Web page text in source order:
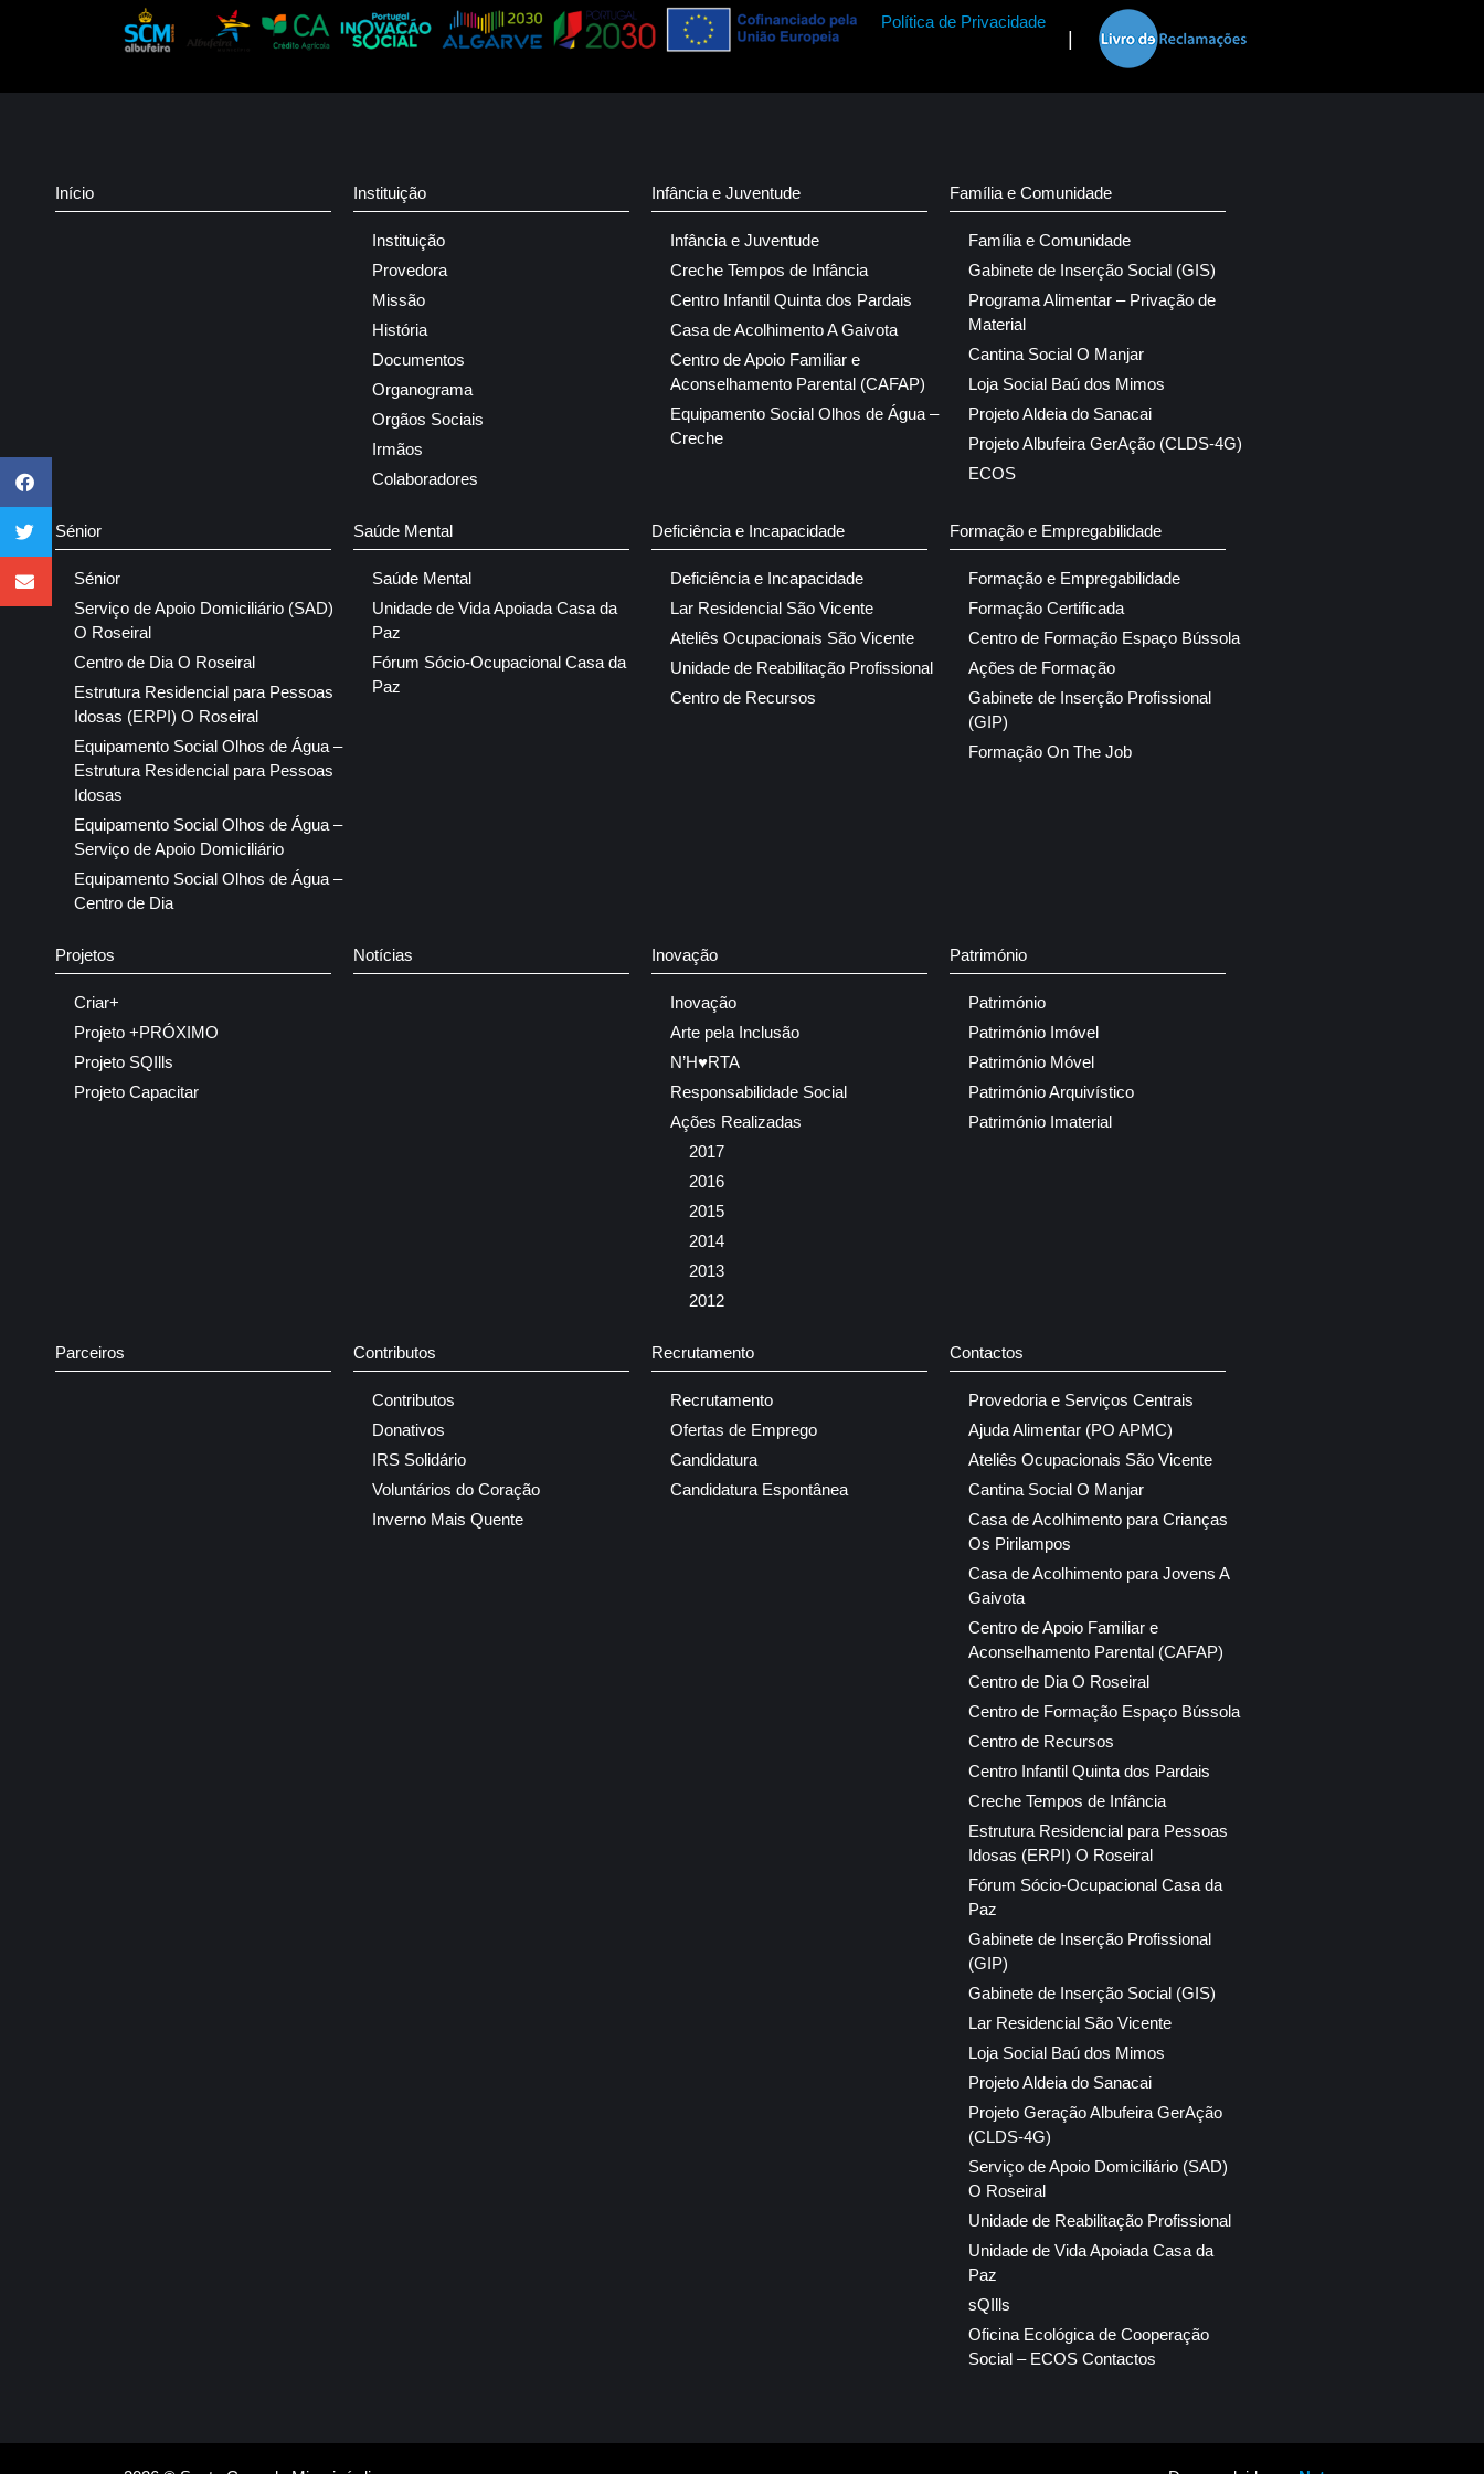
Política de Privacidade
|
Início Instituição
Instituição
Provedora
Missão
História
Documentos
Organograma
Orgãos Sociais
Irmãos
Colaboradores
Infância e Juventude
Infância e Juventude
Creche Tempos de Infância
Centro Infantil Quinta dos Pardais
Casa de Acolhimento A Gaivota
Centro de Apoio Familiar e
Aconselhamento Parental (CAFAP)
Equipamento Social Olhos de Água –
Creche
Família e Comunidade
Família e Comunidade
Gabinete de Inserção Social (GIS)
Programa Alimentar – Privação de
Material
Cantina Social O Manjar
Loja Social Baú dos Mimos
Projeto Aldeia do Sanacai
Projeto Albufeira GerAção (CLDS-4G)
ECOS
Sénior
Sénior
Serviço de Apoio Domiciliário (SAD)
O Roseiral
Centro de Dia O Roseiral
Estrutura Residencial para Pessoas
Idosas (ERPI) O Roseiral
Equipamento Social Olhos de Água –
Estrutura Residencial para Pessoas
Idosas
Equipamento Social Olhos de Água –
Serviço de Apoio Domiciliário
Equipamento Social Olhos de Água –
Centro de Dia
Saúde Mental
Saúde Mental
Unidade de Vida Apoiada Casa da
Paz
Fórum Sócio-Ocupacional Casa da
Paz
Deficiência e Incapacidade
Deficiência e Incapacidade
Lar Residencial São Vicente
Ateliês Ocupacionais São Vicente
Unidade de Reabilitação Profissional
Centro de Recursos
Formação e Empregabilidade
Formação e Empregabilidade
Formação Certificada
Centro de Formação Espaço Bússola
Ações de Formação
Gabinete de Inserção Profissional
(GIP)
Formação On The Job
Projetos
Criar+
Projeto +PRÓXIMO
Projeto SQIlls
Projeto Capacitar
Notícias Inovação
Inovação
Arte pela Inclusão
N’H♥RTA
Responsabilidade Social
Ações Realizadas
2017
2016
2015
2014
2013
2012
Património
Património
Património Imóvel
Património Móvel
Património Arquivístico
Património Imaterial
Parceiros Contributos
Contributos
Donativos
IRS Solidário
Voluntários do Coração
Inverno Mais Quente
Recrutamento
Recrutamento
Ofertas de Emprego
Candidatura
Candidatura Espontânea
Contactos
Provedoria e Serviços Centrais
Ajuda Alimentar (PO APMC)
Ateliês Ocupacionais São Vicente
Cantina Social O Manjar
Casa de Acolhimento para Crianças
Os Pirilampos
Casa de Acolhimento para Jovens A
Gaivota
Centro de Apoio Familiar e
Aconselhamento Parental (CAFAP)
Centro de Dia O Roseiral
Centro de Formação Espaço Bússola
Centro de Recursos
Centro Infantil Quinta dos Pardais
Creche Tempos de Infância
Estrutura Residencial para Pessoas
Idosas (ERPI) O Roseiral
Fórum Sócio-Ocupacional Casa da
Paz
Gabinete de Inserção Profissional
(GIP)
Gabinete de Inserção Social (GIS)
Lar Residencial São Vicente
Loja Social Baú dos Mimos
Projeto Aldeia do Sanacai
Projeto Geração Albufeira GerAção
(CLDS-4G)
Serviço de Apoio Domiciliário (SAD)
O Roseiral
Unidade de Reabilitação Profissional
Unidade de Vida Apoiada Casa da
Paz
sQIlls
Oficina Ecológica de Cooperação
Social – ECOS Contactos